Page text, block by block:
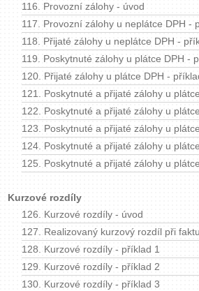
116. Provozní zálohy - úvod
117. Provozní zálohy u neplátce DPH -
118. Přijaté zálohy u neplátce DPH -
119. Poskytnuté zálohy u plátce DPH -
120. Přijaté zálohy u plátce DPH -
121. Poskytnuté a přijaté zálohy u
122. Poskytnuté a přijaté zálohy u
123. Poskytnuté a přijaté zálohy u
124. Poskytnuté a přijaté zálohy u
125. Poskytnuté a přijaté zálohy u
Kurzové rozdíly
126. Kurzové rozdíly - úvod
127. Realizovaný kurzový rozdíl při
128. Kurzové rozdíly - příklad 1
129. Kurzové rozdíly - příklad 2
130. Kurzové rozdíly - příklad 3